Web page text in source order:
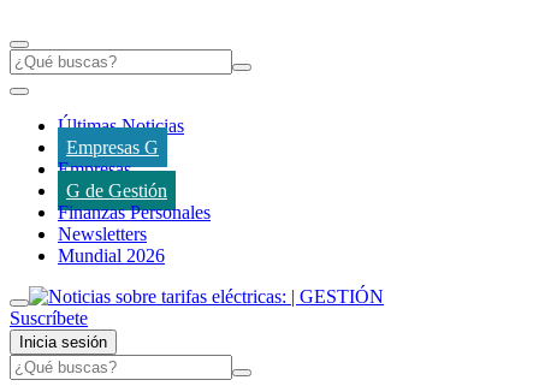
Últimas Noticias
Empresas G
Empresas
G de Gestión
Finanzas Personales
Newsletters
Mundial 2026
Suscríbete
Inicia sesión